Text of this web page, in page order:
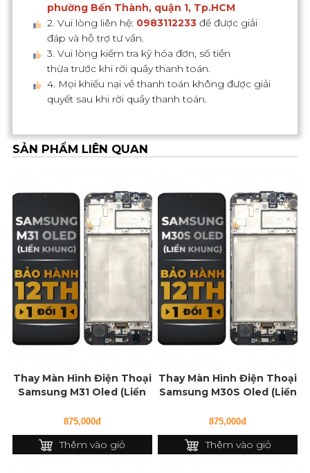
phường Bến Thành, quận 1, Tp.HCM
2. Vui lòng liên hệ: 0983112233để được giải
đáp và hỗ trợ tư vấn.
3. Vui lòng kiểm tra kỹ hóa đơn, số tiền
thừa trước khi rời quầy thanh toán.
4. Mọi khiếu nại về thanh toán không được giải
quyết sau khi rời quầy thanh toán.
SẢN PHẨM LIÊN QUAN
Thay Màn Hình Điện Thoại
Samsung M31 Oled (Liền
875,000đ
Thêm vào giỏ
Thay Màn Hình Điện Thoại
Samsung M30S Oled (Liền
875,000đ
Thêm vào giỏ